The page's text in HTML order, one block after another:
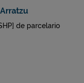
de parcelario